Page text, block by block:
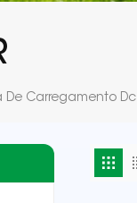
De Carregamento Dc